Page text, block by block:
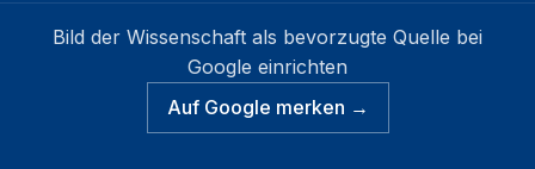
Bild der Wissenschaft als bevorzugte Quelle bei
Google einrichten
Auf Google merken →